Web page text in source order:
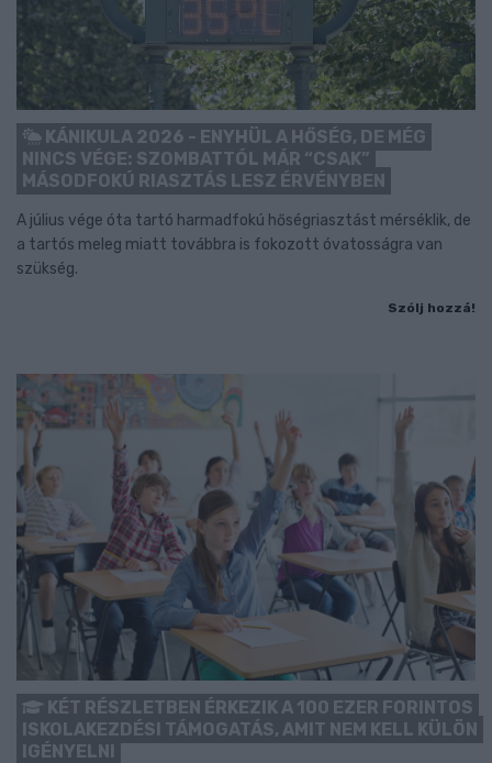
KÁNIKULA 2026 - ENYHÜL A HŐSÉG, DE MÉG
NINCS VÉGE: SZOMBATTÓL MÁR “CSAK”
MÁSODFOKÚ RIASZTÁS LESZ ÉRVÉNYBEN
A július vége óta tartó harmadfokú hőségriasztást mérséklik, de
a tartós meleg miatt továbbra is fokozott óvatosságra van
szükség.
Szólj hozzá!
KÉT RÉSZLETBEN ÉRKEZIK A 100 EZER FORINTOS
ISKOLAKEZDÉSI TÁMOGATÁS, AMIT NEM KELL KÜLÖN
IGÉNYELNI